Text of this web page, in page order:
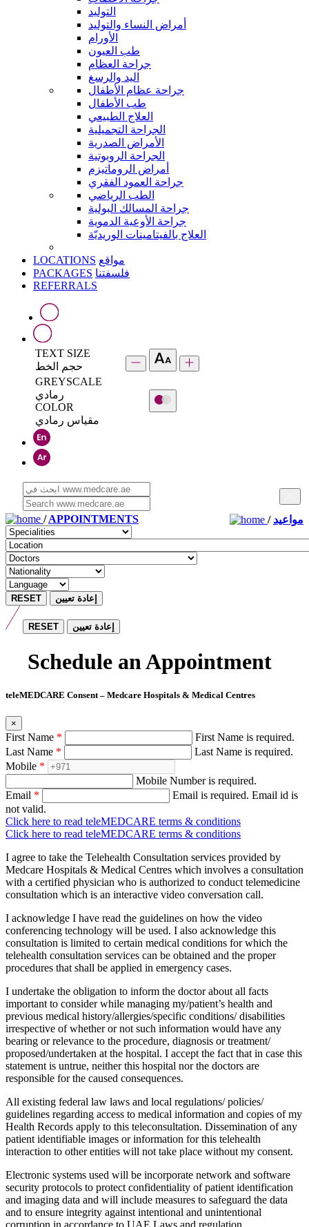
التوليد
أمراض النساء والتوليد
الأورام
طب العيون
جراحة العظام
اليد والرسغ
جراحة عظام الأطفال
طب الأطفال
العلاج الطبيعي
الجراحة التجميلية
الأمراض الصدرية
الجراحة الروبوتية
أمراض الروماتيزم
جراحة العمود الفقري
الطب الرياضي
جراحة المسالك البولية
جراحة الأوعية الدموية
العلاج بالفيتامينات الوريديّة
LOCATIONS مواقع
PACKAGES فلسفتنا
REFERRALS
TEXT SIZE
حجم الخط
GREYSCALE
رمادي
COLOR
مقياس رمادي
/APPOINTMENTS / مواعيد
RESET إعادة تعيين
RESET إعادة تعيين
Schedule an Appointment
teleMEDCARE Consent – Medcare Hospitals & Medical Centres
×
First Name *
First Name is required.
Last Name *
Last Name is required.
Mobile *
Mobile Number is required.
Email * Email is required. Email id is
not valid.
Click here to read teleMEDCARE terms & conditions
Click here to read teleMEDCARE terms & conditions
I agree to take the Telehealth Consultation services provided by
Medcare Hospitals & Medical Centres which involves a consultation
with a certified physician who is authorized to conduct telemedicine
consultation which is an interactive video conversation call.
I acknowledge I have read the guidelines on how the video
conferencing technology will be used. I also acknowledge this
consultation is limited to certain medical conditions for which the
telehealth consultation services can be obtained and the proper
procedures that shall be applied in emergency cases.
I undertake the obligation to inform the doctor about all facts
important to consider while managing my/patient’s health and
previous medical history/allergies/specific conditions/ disabilities
irrespective of whether or not such information would have any
bearing or relevance to the procedure, diagnosis or treatment/
proposed/undertaken at the hospital. I accept the fact that in case this
statement is untrue, neither this hospital nor the doctors are
responsible for the caused consequences.
All existing federal law laws and local regulations/ policies/
guidelines regarding access to medical information and copies of my
Health Records apply to this teleconsultation. Dissemination of any
patient identifiable images or information for this telehealth
interaction to other entities will not take place without my consent.
Electronic systems used will be incorporate network and software
security protocols to protect confidentiality of patient identification
and imaging data and will include measures to safeguard the data
and to ensure integrity against intentional and unintentional
corruption in accordance to UAE Laws and regulation.